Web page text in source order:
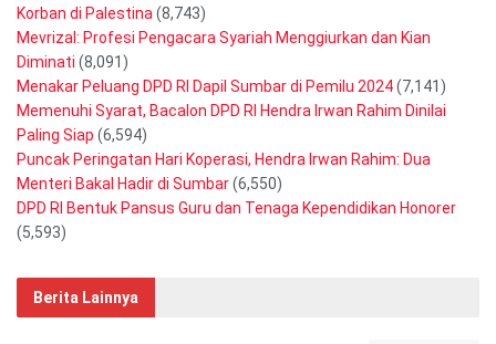
Korban di Palestina(8,743)
Mevrizal: Profesi Pengacara Syariah Menggiurkan dan Kian
Diminati (8,091)
Menakar Peluang DPD RI Dapil Sumbar di Pemilu 2024(7,141)
Memenuhi Syarat, Bacalon DPD RI Hendra Irwan Rahim Dinilai
Paling Siap (6,594)
Puncak Peringatan Hari Koperasi, Hendra Irwan Rahim: Dua
Menteri Bakal Hadir di Sumbar(6,550)
DPD RI Bentuk Pansus Guru dan Tenaga Kependidikan Honorer
(5,593)
Berita Lainnya